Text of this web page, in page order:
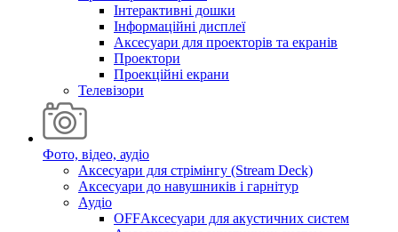
Інтерактивні дошки
Інформаційні дисплеї
Аксесуари для проекторів та екранів
Проектори
Проекційні екрани
Телевізори
Фото, відео, аудіо
Аксесуари для стрімінгу (Stream Deck)
Аксесуари до навушників і гарнітур
Аудіо
OFFАксесуари для акустичних систем